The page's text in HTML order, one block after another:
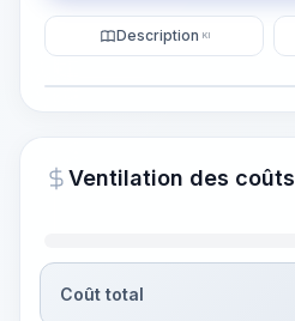
~15-30 Sek.
Description KI
Ventilation des coûts
Coût total